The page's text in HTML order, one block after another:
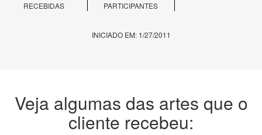
RECEBIDAS
PARTICIPANTES
INICIADO EM: 1/27/2011
Veja algumas das artes que o
cliente recebeu: